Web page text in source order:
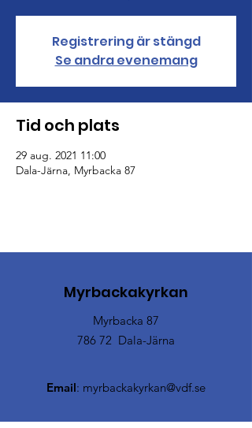
Registrering är stängd
Se andra evenemang
Tid och plats
29 aug. 2021 11:00
Dala-Järna, Myrbacka 87
Myrbackakyrkan
Myrbacka 87
786 72 Dala-Järna
Email: myrbackakyrkan@vdf.se